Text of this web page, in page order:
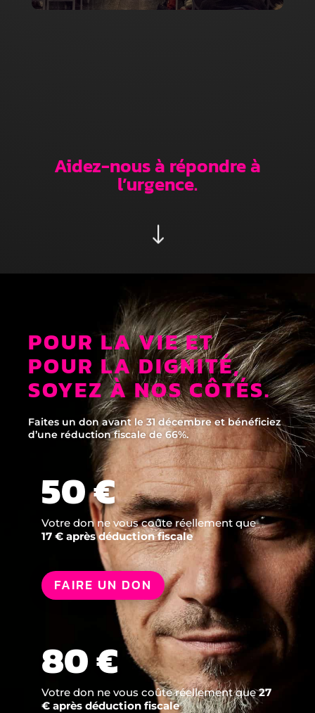
ouverts aux lycéens et aux étudiants. Elles
Aidez-nous à répondre à
l’urgence.
"
POUR LA VIE ET
POUR LA DIGNITÉ,
SOYEZ À NOS CÔTÉS.
Faites un don avant le 31 décembre et bénéficiez
d’une réduction fiscale de 66%.
50 €
Votre don ne vous coûte réellement que
17 € après déduction fiscale
FAIRE UN DON
80 €
Votre don ne vous coûte réellement que27
€ après déduction fiscale